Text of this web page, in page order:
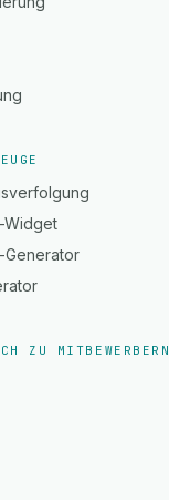
Widget
Generator
ZU MITBEWERBERN